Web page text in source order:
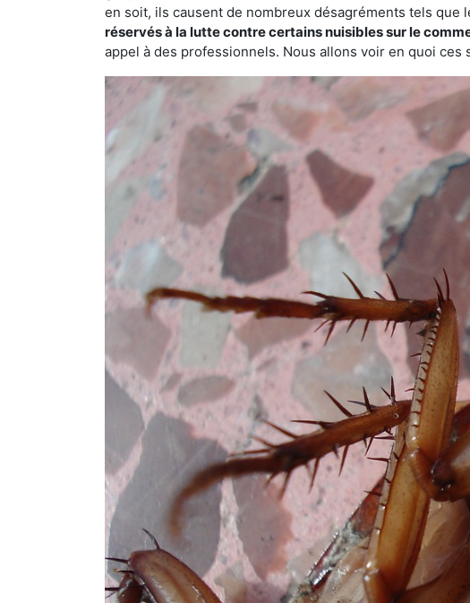
en soit, ils causent de nombreux désagréments tels que
réservés à la lutte contre certains nuisibles sur le
appel à des professionnels. Nous allons voir en quoi